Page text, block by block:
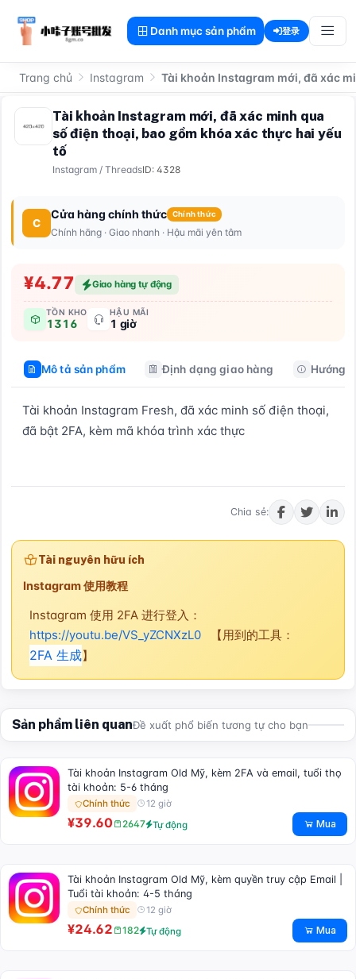
Danh mục sản phẩm 登录
Trang chủ Instagram Tài khoản Instagram mới, đã xác
Tài khoản Instagram mới, đã xác minh qua
số điện thoại, bao gồm khóa xác thực hai yếu
tố
Instagram / ThreadsID: 4328
C
Cửa hàng chính thức Chính thức
Chính hãng · Giao nhanh · Hậu mãi yên tâm
¥4.77 Giao hàng tự động
TỒN KHO
1316
HẬU MÃI
1 giờ
Mô tả sản phẩm Định dạng giao hàng Hướng
Tài khoản Instagram Fresh, đã xác minh số điện thoại,
đã bật 2FA, kèm mã khóa trình xác thực
Chia sẻ:
Tài nguyên hữu ích
Instagram 使用教程
Instagram 使用 2FA 进行登入：
https://youtu.be/VS_yZCNXzL0 【用到的工具：
2FA 生成】
Sản phẩm liên quanĐề xuất phổ biến tương tự cho bạn
Tài khoản Instagram Old Mỹ, kèm 2FA và email, tuổi thọ
tài khoản: 5-6 tháng
Chính thức 12 giờ
¥39.60 2647 Tự động Mua
Tài khoản Instagram Old Mỹ, kèm quyền truy cập Email |
Tuổi tài khoản: 4-5 tháng
Chính thức 12 giờ
¥24.62 182 Tự động Mua